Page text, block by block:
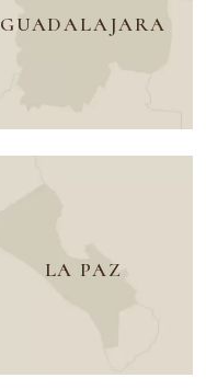
GUADALAJARA
LA PAZ